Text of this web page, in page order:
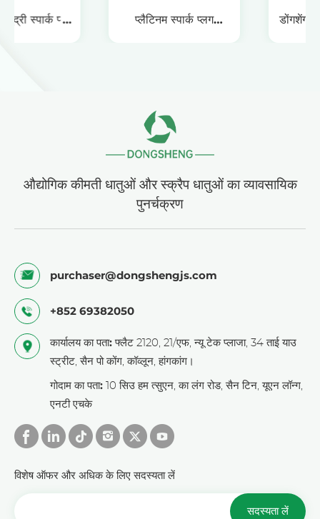
प्लैटिनम स्पार्क प्लग डोंगशेंग एविएशन स्पार्क
औद्योगिक कीमती धातुओं और स्क्रैप धातुओं का व्यावसायिक
पुनर्चक्रण
purchaser@dongshengjs.com
+852 69382050
कार्यालय का पता: फ्लैट 2120, 21/एफ, न्यू टेक प्लाजा, 34 ताई याउ
स्ट्रीट, सैन पो कोंग, कॉव्लून, हांगकांग।
गोदाम का पता: 10 सिउ हम त्सुएन, का लंग रोड, सैन टिन, यूएन लॉन्ग,
एनटी एचके
विशेष ऑफर और अधिक के लिए सदस्यता लें
सदस्यता लें